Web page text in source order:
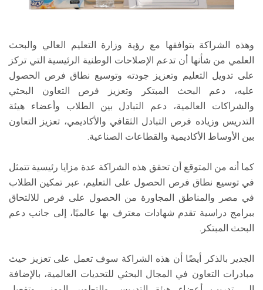
وهذه الشراكة بتوافقها مع رؤية وزارة التعليم العالي والبحث
العلمي من شأنها أن تدعم الإصلاحات الوطنية الرئيسية التي تركز
على تدويل التعليم وتعزيز جودته وتوسيع نطاق فرص الحصول
عليه، دعم البحث المبتكر وتعزيز فرص التعاون البحثي
والشراكات العالمية، دعم التبادل بين الطلاب وأعضاء هيئة
التدريس وزياده فرص التبادل الثقافي والأكاديمي، تعزيز التعاون
بين الأوساط الأكاديمية والقطاعات الصناعية.
كما أنه من المتوقع أن تحقق هذه الشراكة عدة مزايا رئيسية تتمثل
في توسيع نطاق فرص الحصول على التعليم، عبر تمكين الطلاب
في مصر والمناطق المجاورة من الحصول على فرص للالتحاق
ببرامج دراسية تقدم شهادات معترف بها عالميًا، إلى جانب دعم
البحث المبتكر.
الجدير بالذكر أيضًا أن هذه الشراكة سوف تعمل على تعزيز حيث
مبادرات التعاون في المجال البحثي للتحديات العالمية، بالإضافة